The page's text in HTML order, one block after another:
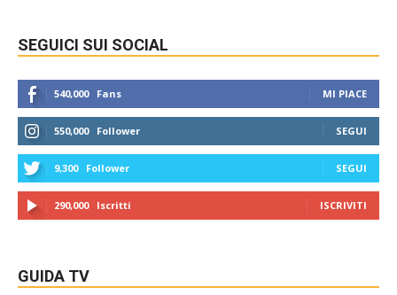
SEGUICI SUI SOCIAL
540,000 Fans MI PIACE
550,000 Follower SEGUI
9,300 Follower SEGUI
290,000 Iscritti ISCRIVITI
GUIDA TV